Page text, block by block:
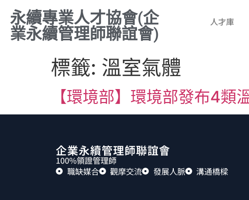
永續專業人才協會(企
業永續管理師聯誼會)
人才庫
標籤: 溫室氣體
【環境部】環境部發布4類
企業永續管理師聯誼會
100%領證管理師
職缺媒合
觀摩交流 發展人脈 溝通橋樑